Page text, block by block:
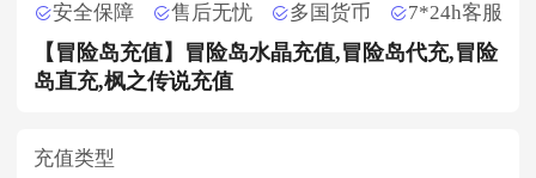
安全保障 售后无忧 多国货币 7*24h客服
【冒险岛充值】冒险岛水晶充值,冒险岛代充,冒险
岛直充,枫之传说充值
充值类型